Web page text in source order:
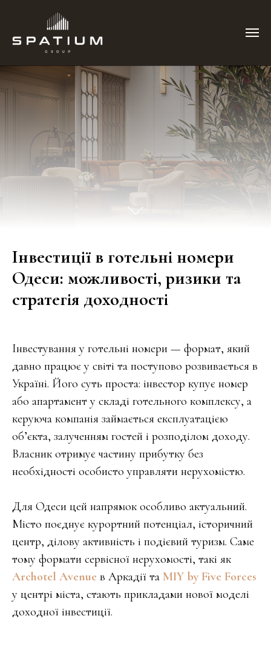
Інвестиції в готельні номери
Одеси: можливості, ризики та
стратегія доходності
Інвестування у готельні номери — формат, який
давно працює у світі та поступово розвивається в
Україні. Його суть проста: інвестор купує номер
або апартамент у складі готельного комплексу, а
керуюча компанія займається експлуатацією
об’єкта, залученням гостей і розподілом доходу.
Власник отримує частину прибутку без
необхідності особисто управляти нерухомістю.
Для Одеси цей напрямок особливо актуальний.
Місто поєднує курортний потенціал, історичний
центр, ділову активність і подієвий туризм. Саме
тому формати сервісної нерухомості, такі як
Archotel Avenue в Аркадії та MIY by Five Forces
у центрі міста, стають прикладами нової моделі
доходної інвестиції.